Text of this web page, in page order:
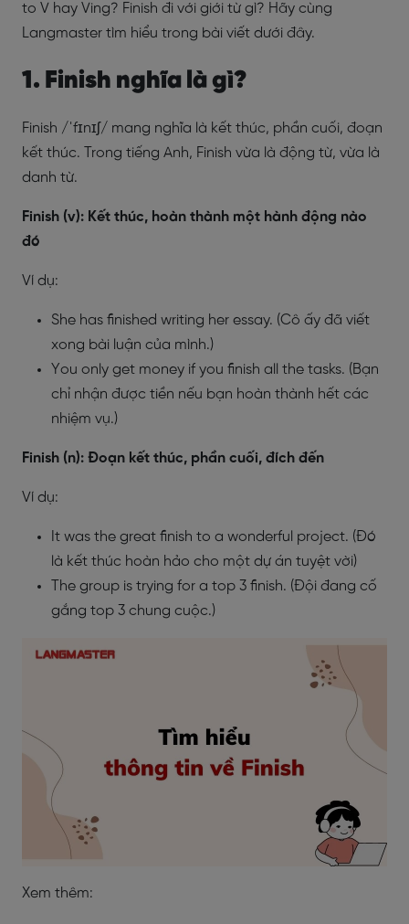
to V hay Ving? Finish đi với giới từ gì? Hãy cùng
Langmaster tìm hiểu trong bài viết dưới đây.
1. Finish nghĩa là gì?
Finish /ˈfɪnɪʃ/ mang nghĩa là kết thúc, phần cuối, đoạn
kết thúc. Trong tiếng Anh, Finish vừa là động từ, vừa là
danh từ.
Finish (v): Kết thúc, hoàn thành một hành động nào
đó
Ví dụ:
She has finished writing her essay. (Cô ấy đã viết
xong bài luận của mình.)
You only get money if you finish all the tasks. (Bạn
chỉ nhận được tiền nếu bạn hoàn thành hết các
nhiệm vụ.)
Finish (n): Đoạn kết thúc, phần cuối, đích đến
Ví dụ:
It was the great finish to a wonderful project. (Đó
là kết thúc hoàn hảo cho một dự án tuyệt vời)
The group is trying for a top 3 finish. (Đội đang cố
gắng top 3 chung cuộc.)
Xem thêm: